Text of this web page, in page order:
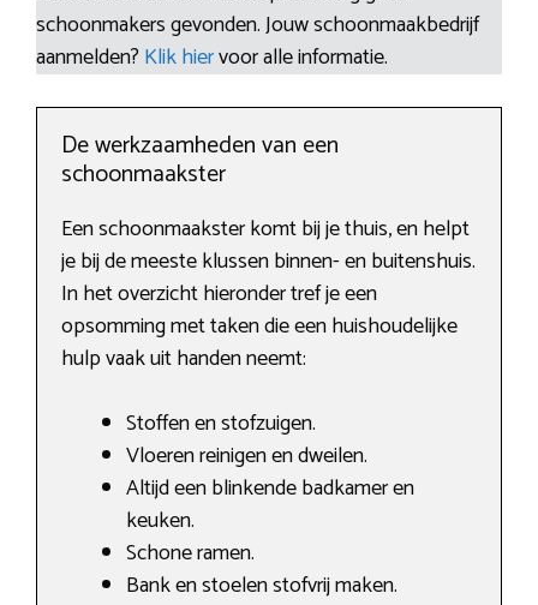
schoonmakers gevonden. Jouw schoonmaakbedrijf
aanmelden? Klik hiervoor alle informatie.
De werkzaamheden van een
schoonmaakster
Een schoonmaakster komt bij je thuis, en helpt
je bij de meeste klussen binnen- en buitenshuis.
In het overzicht hieronder tref je een
opsomming met taken die een huishoudelijke
hulp vaak uit handen neemt:
Stoffen en stofzuigen.
Vloeren reinigen en dweilen.
Altijd een blinkende badkamer en
keuken.
Schone ramen.
Bank en stoelen stofvrij maken.